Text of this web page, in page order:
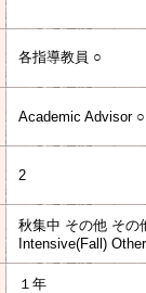
各指導教員 ○
Academic Advisor ○
2
秋集中 その他 その
Intensive(Fall)
１年